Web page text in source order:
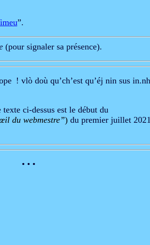
”.
(pour signaler sa présence).
! vlò doù qu’ch’est qu’éj nin sus
ci-dessus est le début du
du webmestre”)du premier juillet 2021
• • •